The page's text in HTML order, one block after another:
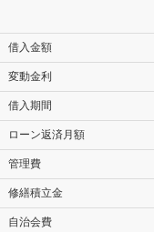
借入金額
変動金利
借入期間
ローン返済月額
管理費
修繕積立金
自治会費